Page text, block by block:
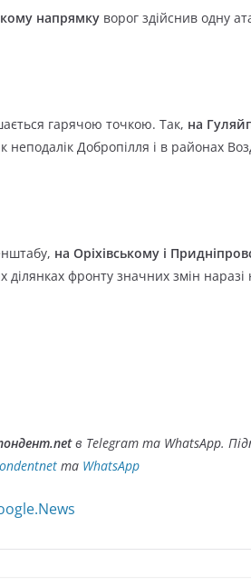
напрямку ворог здійснив одну
гарячою точкою. Так, на
неподалік Добропілля і в районах
на Оріхівському і
ділянках фронту значних змін наразі
в Telegram та WhatsApp.
та WhatsApp